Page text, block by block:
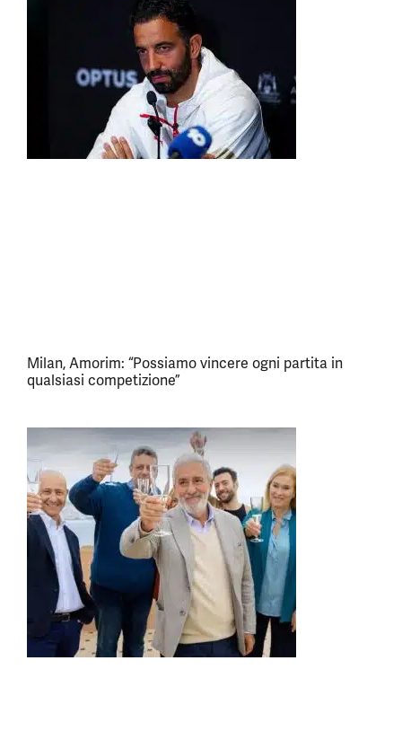
Milan, Amorim: “Possiamo vincere ogni partita in
qualsiasi competizione”